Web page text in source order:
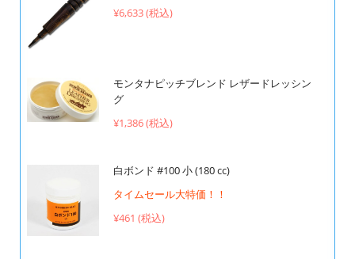
¥6,633 (税込)
モンタナピッチブレンド レザードレッシン
グ
¥1,386 (税込)
白ボンド #100 小 (180 cc)
タイムセール大特価！！
¥461 (税込)